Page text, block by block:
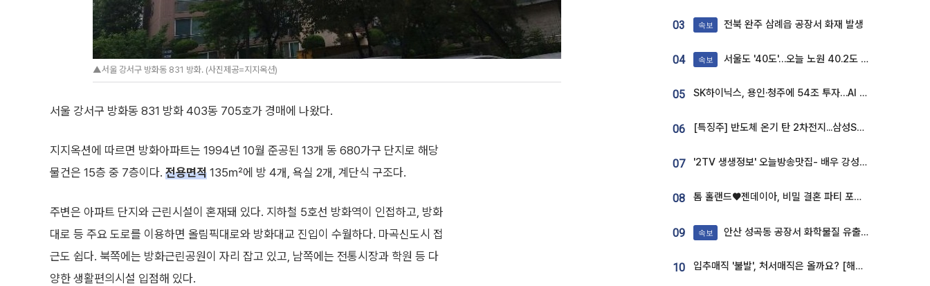
▲서울 강서구 방화동 831 방화. (사진제공=지지옥션)
서울 강서구 방화동 831 방화 403동 705호가 경매에 나왔다.
지지옥션에 따르면 방화아파트는 1994년 10월 준공된 13개 동 680가구 단지로 해당
물건은 15층 중 7층이다. 전용면적 135㎡에 방 4개, 욕실 2개, 계단식 구조다.
주변은 아파트 단지와 근린시설이 혼재돼 있다. 지하철 5호선 방화역이 인접하고, 방화
대로 등 주요 도로를 이용하면 올림픽대로와 방화대교 진입이 수월하다. 마곡신도시 접
근도 쉽다. 북쪽에는 방화근린공원이 자리 잡고 있고, 남쪽에는 전통시장과 학원 등 다
양한 생활편의시설 입점해 있다.
03 속보 전북 완주 삼례읍 공장서 화재 발생
04 속보 서울도 '40도'…오늘 노원 40.2도 기록
05 SK하이닉스, 용인·청주에 54조 투자…AI 메모리 생산기지 키운다
06 [특징주] 반도체 온기 탄 2차전지...삼성SDI, 장 초반 7% 넘게 껑충
07 '2TV 생생정보' 오늘방송맛집- 배우 강성진 단골! 쌀국수ㆍ푸팟퐁 커리 맛집 '블○○○'
08 톰 홀랜드♥젠데이아, 비밀 결혼 파티 포착⋯호텔 대관비만 9억
09 속보 안산 성곡동 공장서 화학물질 유출 사고 발생
10 입추매직 '불발', 처서매직은 올까요? [해시태그]